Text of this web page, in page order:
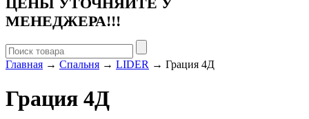
МЕНЕДЖЕРА!!!
Главная → Спальня → LIDER → Грация 4Д
Грация 4Д